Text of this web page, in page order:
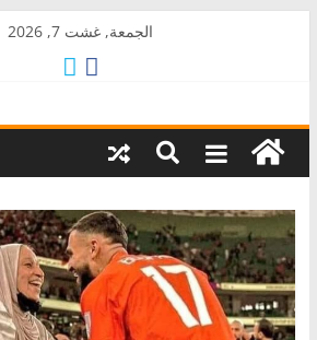
الجمعة, غشت 7, 2026
AkalPress
منبر
المغرب